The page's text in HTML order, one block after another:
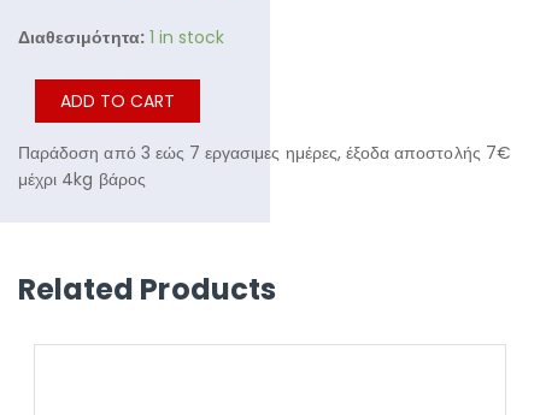
Διαθεσιμότητα: 1 in stock
ADD TO CART
Παράδοση από 3 εώς 7 εργασιμες ημέρες, έξοδα αποστολής 7€
μέχρι 4kg βάρος
Related Products